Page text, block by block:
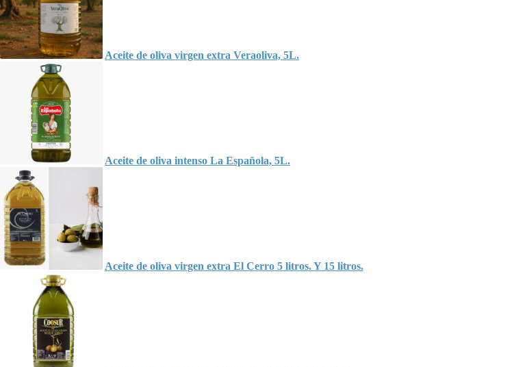
Aceite de oliva virgen extra Veraoliva, 5L.
Aceite de oliva intenso La Española, 5L.
Aceite de oliva virgen extra El Cerro 5 litros. Y 15 litros.